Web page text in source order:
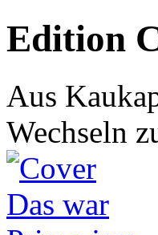
Edition
Aus
Wechseln